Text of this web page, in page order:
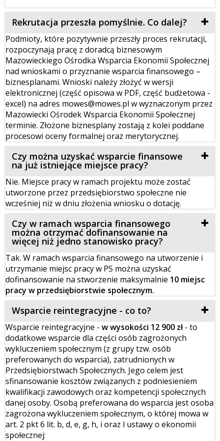
Rekrutacja przeszła pomyślnie. Co dalej?
Podmioty, które pozytywnie przeszły proces rekrutacji,
rozpoczynają pracę z doradcą biznesowym
Mazowieckiego Ośrodka Wsparcia Ekonomii Społecznej
nad wnioskami o przyznanie wsparcia finansowego –
biznesplanami. Wnioski należy złożyć w wersji
elektronicznej (część opisowa w PDF, część budżetowa -
excel) na adres mowes@mowes.pl w wyznaczonym przez
Mazowiecki Ośrodek Wsparcia Ekonomii Społecznej
terminie. Złożone biznesplany zostają z kolei poddane
procesowi oceny formalnej oraz merytorycznej.
Czy można uzyskać wsparcie finansowe
na już istniejące miejsce pracy?
Nie. Miejsce pracy w ramach projektu może zostać
utworzone przez przedsiębiorstwo społeczne nie
wcześniej niż w dniu złożenia wniosku o dotację.
Czy w ramach wsparcia finansowego
można otrzymać dofinansowanie na
więcej niż jedno stanowisko pracy?
Tak. W ramach wsparcia finansowego na utworzenie i
utrzymanie miejsc pracy w PS można uzyskać
dofinansowanie na stworzenie maksymalnie 10 miejsc
pracy w przedsiębiorstwie społecznym.
Wsparcie reintegracyjne - co to?
Wsparcie reintegracyjne - w wysokości 12 900 zł- to
dodatkowe wsparcie dla części osób zagrożonych
wykluczeniem społecznym (z grupy tzw. osób
preferowanych do wsparcia), zatrudnionych w
Przedsiębiorstwach Społecznych. Jego celem jest
sfinansowanie kosztów związanych z podniesieniem
kwalifikacji zawodowych oraz kompetencji społecznych
danej osoby. Osobą preferowana do wsparcia jest osoba
zagrożona wykluczeniem społecznym, o której mowa w
art. 2 pkt 6 lit. b, d, e, g, h, i oraz l ustawy o ekonomii
społecznej: